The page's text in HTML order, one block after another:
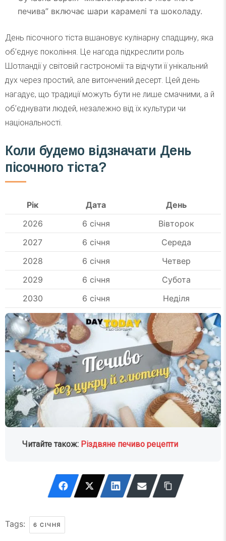
печива” включає шари карамелі та шоколаду.
День пісочного тіста вшановує кулінарну спадщину, яка
об’єднує покоління. Це нагода підкреслити роль
Шотландії у світовій гастрономії та відчути її унікальний
дух через простий, але витончений десерт. Цей день
нагадує, що традиції можуть бути не лише смачними, а й
об’єднувати людей, незалежно від їх культури чи
національності.
Коли будемо відзначати День
пісочного тіста?
Рік Дата
День
2026
6 січня
Вівторок
2027
6 січня
Середа
2028
6 січня
Четвер
2029
6 січня
Субота
2030
6 січня Неділя
Читайте також: Різдвяне печиво рецепти
Tags: 6 СІЧНЯ